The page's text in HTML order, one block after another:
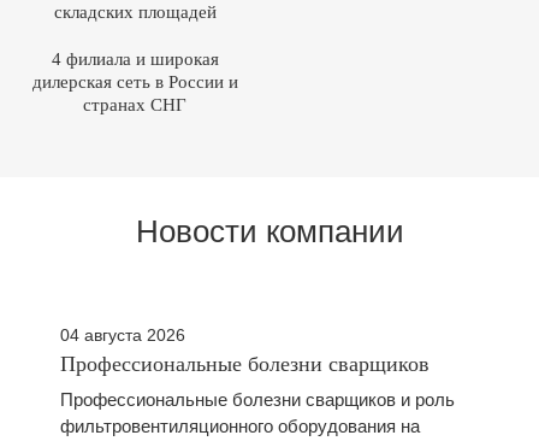
складских площадей
4 филиала и широкая
дилерская сеть в России и
странах СНГ
Новости компании
04 августа 2026
Профессиональные болезни сварщиков
Профессиональные болезни сварщиков и роль
фильтровентиляционного оборудования на